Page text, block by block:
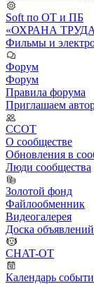
Soft по ОТ и ПБ
«ОХРАНА
Фильмы и
Форум
Форум
Правила форума
Приглашаем
ССОТ
О сообществе
Обновления в
Люди сообщества
Золотой фонд
Файлообменник
Видеогалерея
Доска объявлений
CHAT-OT
Календарь